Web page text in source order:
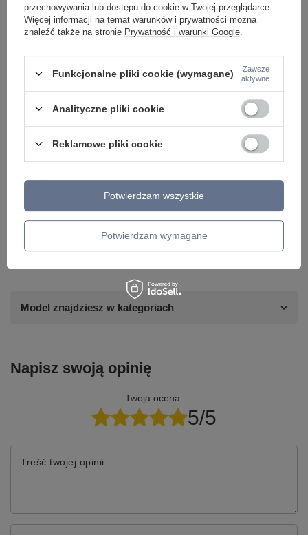
Potrzebujesz pomocy? Masz pytania lub
chcesz lepszą cenę?
szybko i przygotujemy indywidualną ofertę
dopasowaną do Ciebie..
Model znajdziesz w kategoriach
Napisz swoją opinię
Twoja ocena:
5/5
Treść twojej opinii
przechowywania lub dostępu do cookie w Twojej przeglądarce.
Więcej informacji na temat warunków i prywatności można
znaleźć także na stronie Prywatność i warunki Google
Funkcjonalne pliki cookie (wymagane)
Zawsze
aktywne
Analityczne pliki cookie
Reklamowe pliki cookie
Potwierdzam wymagane
Potwierdzam wszystkie